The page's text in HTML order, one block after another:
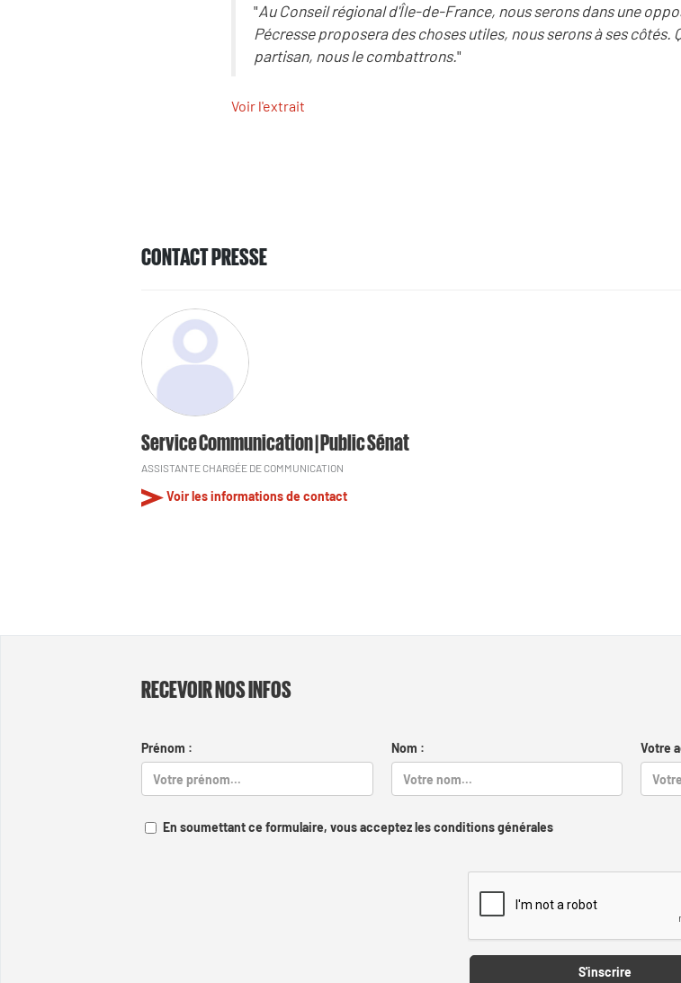
"Au Conseil régional d'Île-de-France, nous serons dans une
Pécresse proposera des choses utiles, nous serons à ses
partisan, nous le combattrons."
Voir l'extrait
CONTACT PRESSE
Service Communication | Public Sénat
ASSISTANTE CHARGÉE DE COMMUNICATION
Voir les informations de contact
RECEVOIR NOS INFOS
Prénom : Nom : Votre
En soumettant ce formulaire, vous acceptez les conditions générales
S'inscrire